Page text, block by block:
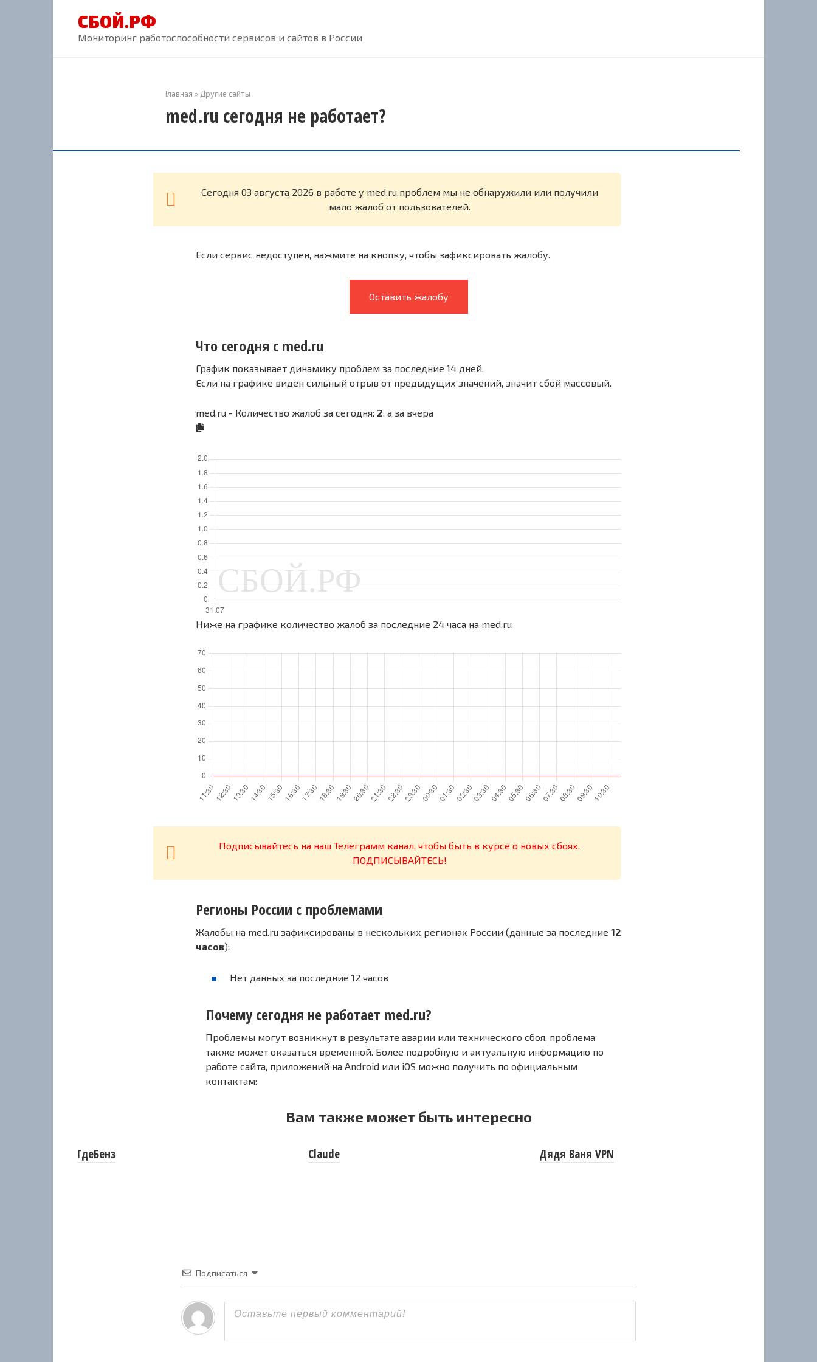
СБОЙ.РФ
Мониторинг работоспособности сервисов и сайтов в России
Главная » Другие сайты
med.ru сегодня не работает?
Cегодня 03 августа 2026 в работе у med.ru проблем мы не обнаружили или получили
мало жалоб от пользователей.
Если сервис недоступен, нажмите на кнопку, чтобы зафиксировать жалобу.
Оставить жалобу
Что сегодня с med.ru
График показывает динамику проблем за последние 14 дней.
Если на графике виден сильный отрыв от предыдущих значений, значит сбой массовый.
med.ru - Количество жалоб за сегодня: 2, а за вчера
Ниже на графике количество жалоб за последние 24 часа на med.ru
Подписывайтесь на наш Телеграмм канал, чтобы быть в курсе о новых сбоях.
ПОДПИСЫВАЙТЕСЬ!
Регионы России с проблемами
Жалобы на med.ru зафиксированы в нескольких регионах России (данные за последние 12
часов):
Нет данных за последние 12 часов
Почему сегодня не работает med.ru?
Проблемы могут возникнут в результате аварии или технического сбоя, проблема
также может оказаться временной. Более подробную и актуальную информацию по
работе сайта, приложений на Android или iOS можно получить по официальным
контактам:
Вам также может быть интересно
ГдеБенз Claude Дядя Ваня VPN
Подписаться